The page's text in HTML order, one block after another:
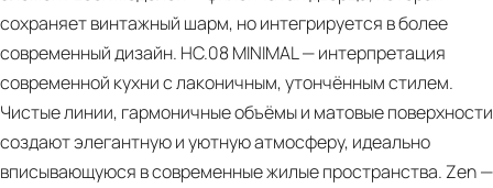
Showroom
сохраняет винтажный шарм, но интегрируется в более
современный дизайн. HC.08 MINIMAL — интерпретация
современной кухни с лаконичным, утончённым стилем.
Чистые линии, гармоничные объёмы и матовые поверхности
создают элегантную и уютную атмосферу, идеально
вписывающуюся в современные жилые пространства. Zen —